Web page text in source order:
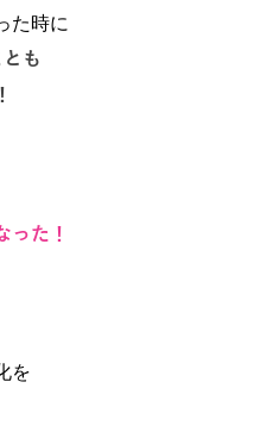
た時に
も
った！
を